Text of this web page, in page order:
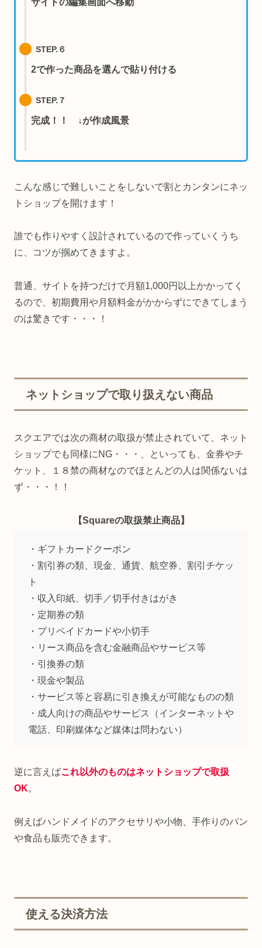
STEP.６
2で作った商品を選んで貼り付ける
STEP.７
完成！！ ↓が作成風景
こんな感じで難しいことをしないで割とカンタンにネッ
トショップを開けます！
誰でも作りやすく設計されているので作っていくうち
に、コツが掴めてきますよ。
普通、サイトを持つだけで月額1,000円以上かかってく
るので、初期費用や月額料金がかからずにできてしまう
のは驚きです・・・！
ネットショップで取り扱えない商品
スクエアでは次の商材の取扱が禁止されていて、ネット
ショップでも同様にNG・・・、といっても、金券やチ
ケット、１８禁の商材なのでほとんどの人は関係ないは
ず・・・！！
【Squareの取扱禁止商品】
・ギフトカードクーポン
・割引券の類、現金、通貨、航空券、割引チケッ
ト
・収入印紙、切手／切手付きはがき
・定期券の類
・プリペイドカードや小切手
・リース商品を含む金融商品やサービス等
・引換券の類
・現金や製品
・サービス等と容易に引き換えが可能なものの類
・成人向けの商品やサービス（インターネットや
電話、印刷媒体など媒体は問わない）
逆に言えばこれ以外のものはネットショップで取扱
OK。
例えばハンドメイドのアクセサリや小物、手作りのパン
や食品も販売できます。
使える決済方法